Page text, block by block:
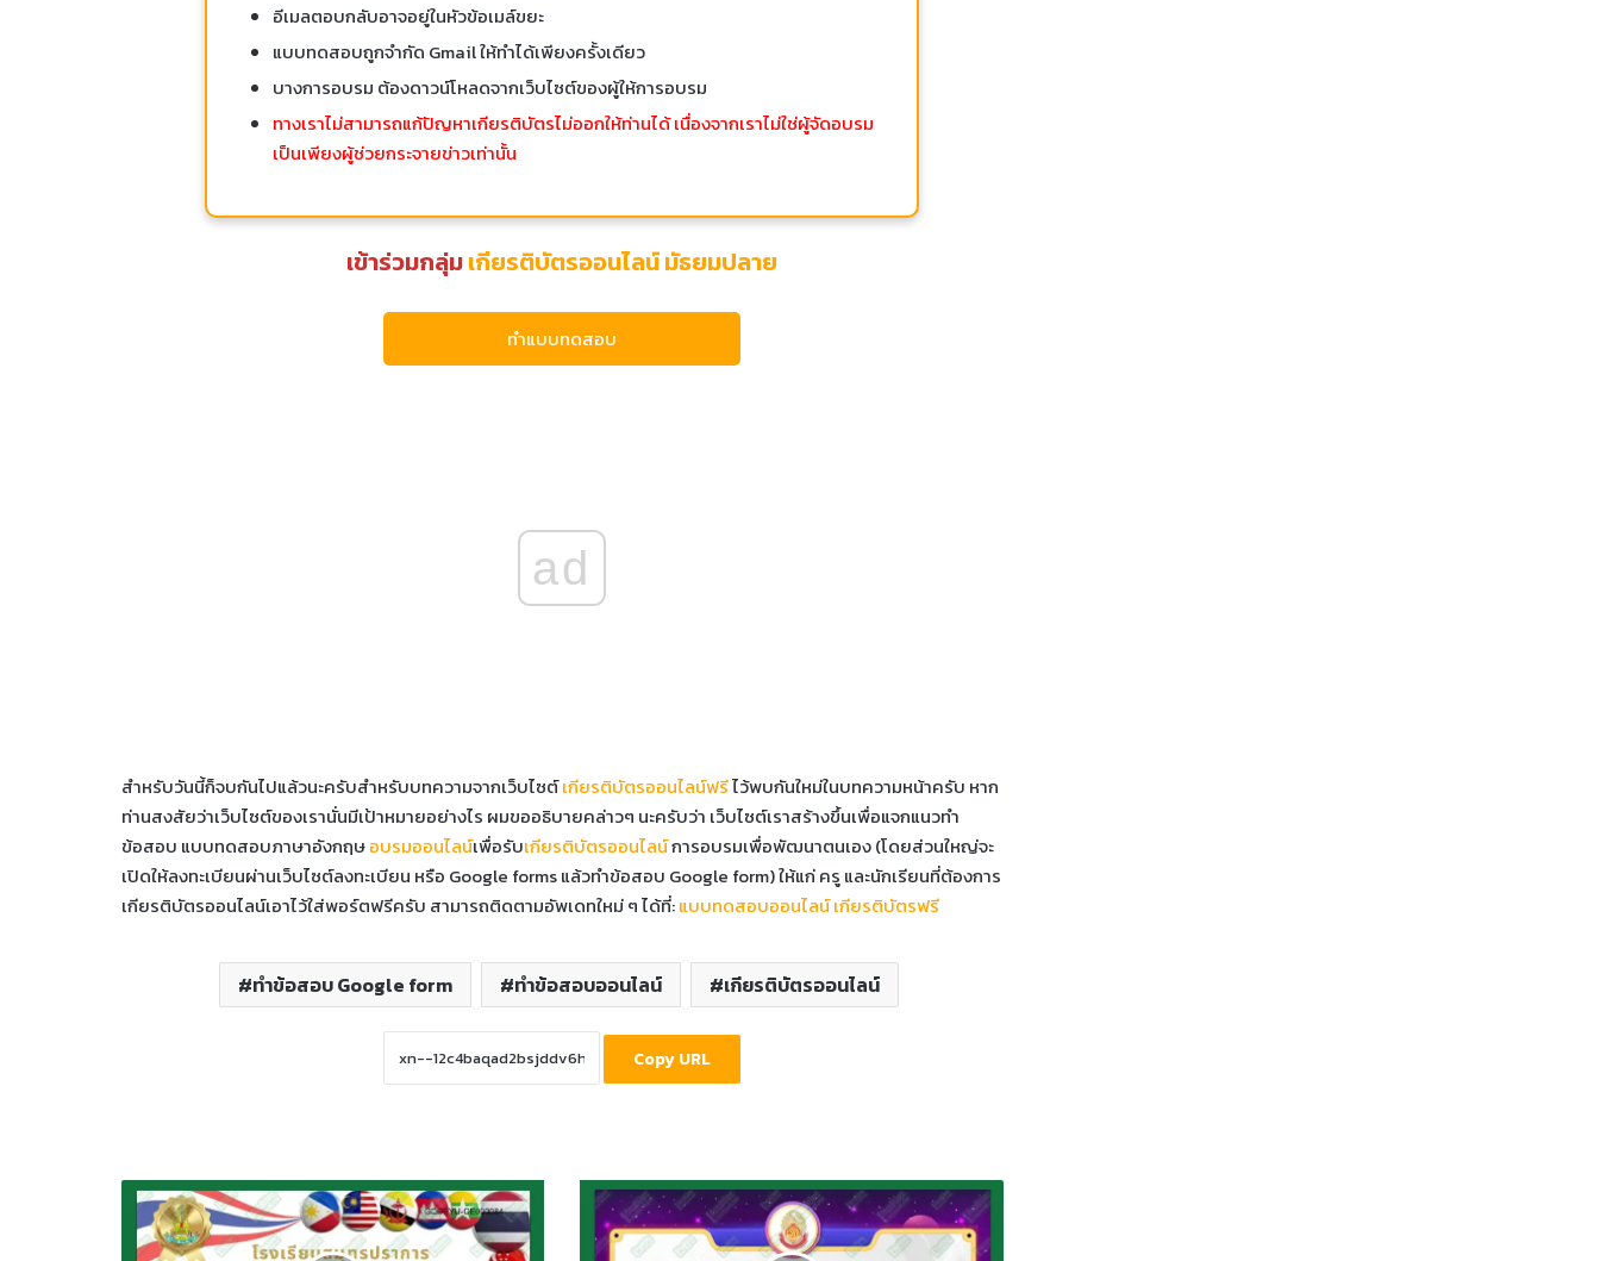
อีเมลตอบกลับอาจอยู่ในหัวข้อเมล์ขยะ
แบบทดสอบถูกจำกัด Gmail ให้ทำได้เพียงครั้งเดียว
บางการอบรม ต้องดาวน์โหลดจากเว็บไซต์ของผู้ให้การอบรม
ทางเราไม่สามารถแก้ปัญหาเกียรติบัตรไม่ออกให้ท่านได้ เนื่องจากเราไม่ใช่ผู้จัดอบรม
เป็นเพียงผู้ช่วยกระจายข่าวเท่านั้น
เข้าร่วมกลุ่มเกียรติบัตรออนไลน์ มัธยมปลาย
ทำแบบทดสอบ
ad
สำหรับวันนี้ก็จบกันไปแล้วนะครับสำหรับบทความจากเว็บไซต์เกียรติบัตรออนไลน์ฟรีไว้พบกันใหม่ในบทความหน้าครับ หาก
ท่านสงสัยว่าเว็บไซต์ของเรานั่นมีเป้าหมายอย่างไร ผมขออธิบายคล่าวๆ นะครับว่า เว็บไซต์เราสร้างขึ้นเพื่อแจกแนวทำ
ข้อสอบ แบบทดสอบภาษาอังกฤษอบรมออนไลน์เพื่อรับเกียรติบัตรออนไลน์การอบรมเพื่อพัฒนาตนเอง (โดยส่วนใหญ่จะ
เปิดให้ลงทะเบียนผ่านเว็บไซต์ลงทะเบียน หรือ Google forms แล้วทำข้อสอบ Google form) ให้แก่ ครู และนักเรียนที่ต้องการ
เกียรติบัตรออนไลน์เอาไว้ใส่พอร์ตฟรีครับ สามารถติดตามอัพเดทใหม่ ๆ ได้ที่:แบบทดสอบออนไลน์ เกียรติบัตรฟรี
ทำข้อสอบ Google form ทำข้อสอบออนไลน์ เกียรติบัตรออนไลน์
Copy URL
ทำ
ทดสอบ
ทำ
ข้อสอบ
วัด